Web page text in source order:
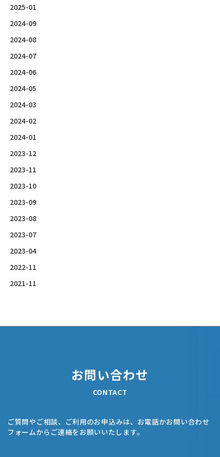
2025-01
2024-09
2024-08
2024-07
2024-06
2024-05
2024-03
2024-02
2024-01
2023-12
2023-11
2023-10
2023-09
2023-08
2023-07
2023-04
2022-11
2021-11
お問い合わせ
CONTACT
ご質問やご相談、ご利用のお申込みは、お電話かお問い合わせ
フォームからご連絡をお願いいたします。